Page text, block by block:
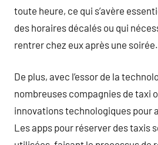
toute heure, ce qui s’avère
des horaires décalés ou qui
rentrer chez eux après une soirée.
De plus, avec l’essor de la
nombreuses compagnies de taxi
innovations technologiques pour
Les apps pour réserver des taxis